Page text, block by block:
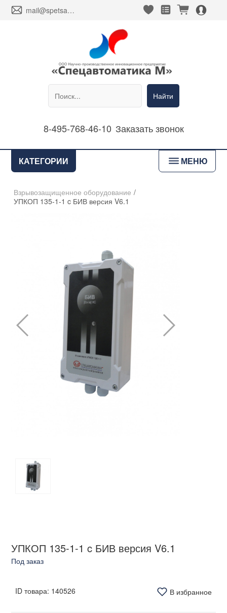
envelope mail@spetsavtomatika-m.ru heart_fill square_favorites_fill cart_fill person_alt_circle_fill
Найти
8-495-768-46-10 Заказать звонок
КАТЕГОРИИ bars МЕНЮ
Взрывозащищенное оборудование /
УПКОП 135-1-1 c БИВ версия V6.1
УПКОП 135-1-1 c БИВ версия V6.1
Под заказ
ID товара: 140526 В избранное